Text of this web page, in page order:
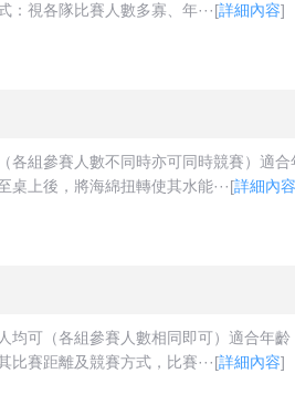
視各隊比賽人數多寡、年···[詳細內容]
各組參賽人數不同時亦可同時競賽）適
上後，將海綿扭轉使其水能···[詳細內容
均可（各組參賽人數相同即可）適合年
賽距離及競賽方式，比賽···[詳細內容]